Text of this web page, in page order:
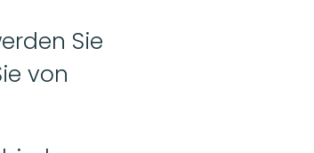
Sie
von